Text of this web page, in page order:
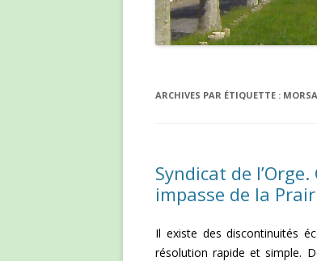
ARCHIVES PAR ÉTIQUETTE :
Syndicat de
impasse de la
Il existe des discontinuités
résolution rapide et simple.